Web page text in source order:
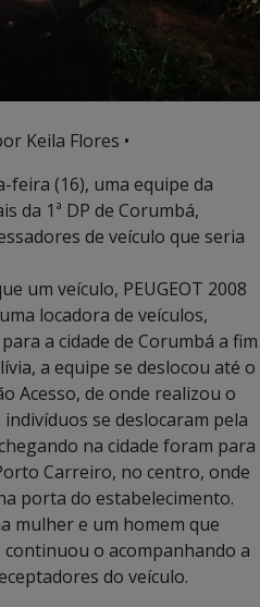
Keila Flores •
feira (16), uma equipe da
da 1ª DP de Corumbá,
de veículo que seria
um veículo, PEUGEOT 2008
locadora de veículos,
a cidade de Corumbá a fim
a equipe se deslocou até o
Acesso, de onde realizou o
se deslocaram pela
na cidade foram para
Carreiro, no centro, onde
porta do estabelecimento.
mulher e um homem que
o acompanhando a
do veículo.